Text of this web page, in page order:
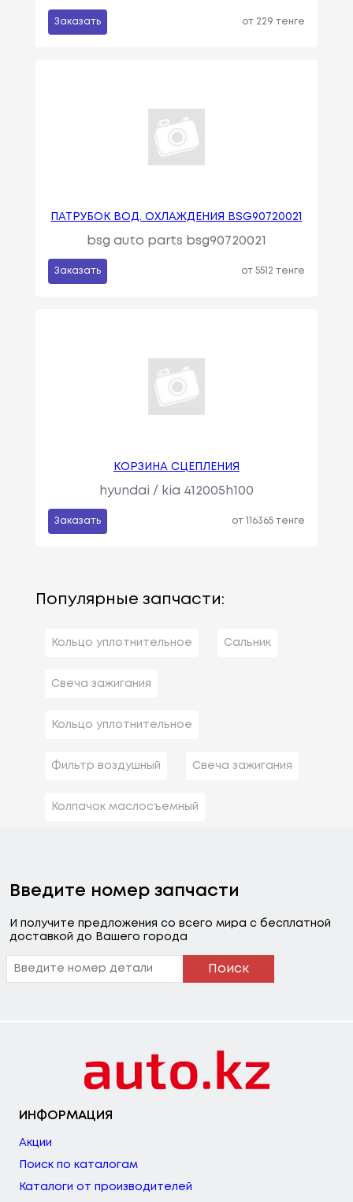
Заказать от 229 тенге
ПАТРУБОК ВОД. ОХЛАЖДЕНИЯ BSG90720021
bsg auto parts bsg90720021
Заказать от 5512 тенге
КОРЗИНА СЦЕПЛЕНИЯ
hyundai / kia 412005h100
Заказать от 116365 тенге
Популярные запчасти:
Кольцо уплотнительное Сальник
Свеча зажигания
Кольцо уплотнительное
Фильтр воздушный Свеча зажигания
Колпачок маслосъемный
Введите номер запчасти
И получите предложения со всего мира с бесплатной
доставкой до Вашего города
Поиск
ИНФОРМАЦИЯ
Акции
Поиск по каталогам
Каталоги от производителей